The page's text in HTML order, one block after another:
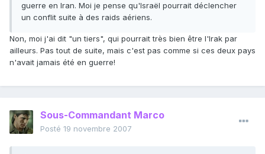
guerre en Iran. Moi je pense qu'Israël pourrait déclencher
un conflit suite à des raids aériens.
Non, moi j'ai dit "un tiers", qui pourrait très bien être l'Irak par
ailleurs. Pas tout de suite, mais c'est pas comme si ces deux pays
n'avait jamais été en guerre!
Sous-Commandant Marco
Posté 19 novembre 2007